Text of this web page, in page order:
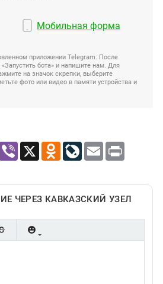
Мобильная форма
приложении Telegram. После
бота» и напишите нам. Для
на значок скрепки, выберите
фото или видео в памяти устройства и
Viber X Odnoklassniki
LiveJournal
Email Print
ЧЕРЕЗ КАВКАЗСКИЙ УЗЕЛ